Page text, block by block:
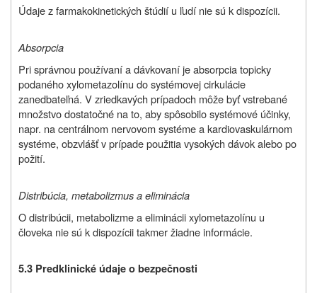
Údaje z farmakokinetických štúdií u ľudí nie sú k dispozícii.
Absorpcia
Pri správnou používaní a dávkovaní je absorpcia topicky
podaného xylometazolínu do systémovej cirkulácie
zanedbateľná. V zriedkavých prípadoch môže byť vstrebané
množstvo dostatočné na to, aby spôsobilo systémové účinky,
napr. na centrálnom nervovom systéme a kardiovaskulárnom
systéme, obzvlášť v prípade použitia vysokých dávok alebo po
požití.
Distribúcia, metabolizmus a eliminácia
O distribúcii, metabolizme a eliminácii xylometazolínu u
človeka nie sú k dispozícii takmer žiadne informácie.
5.3 Predklinické údaje o bezpečnosti